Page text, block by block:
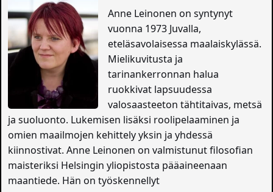
Anne Leinonen on syntynyt
vuonna 1973 Juvalla,
eteläsavolaisessa maalaiskylässä.
Mielikuvitusta ja
tarinankerronnan halua
ruokkivat lapsuudessa
valosaasteeton tähtitaivas, metsä
ja suoluonto. Lukemisen lisäksi roolipelaaminen ja
omien maailmojen kehittely yksin ja yhdessä
kiinnostivat. Anne Leinonen on valmistunut filosofian
maisteriksi Helsingin yliopistosta pääaineenaan
maantiede. Hän on työskennellyt